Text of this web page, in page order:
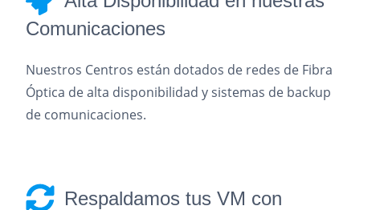
Comunicaciones
Nuestros Centros están dotados de redes de Fibra
Óptica de alta disponibilidad y sistemas de backup
de comunicaciones.
Respaldamos tus VM con